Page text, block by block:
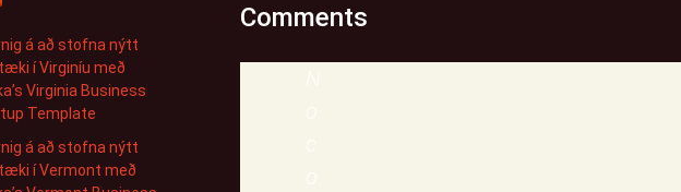
á að stofna nýtt
í Virginíu með
Virginia Business
Template
á að stofna nýtt
í Vermont með
Comments
N
o
c
o